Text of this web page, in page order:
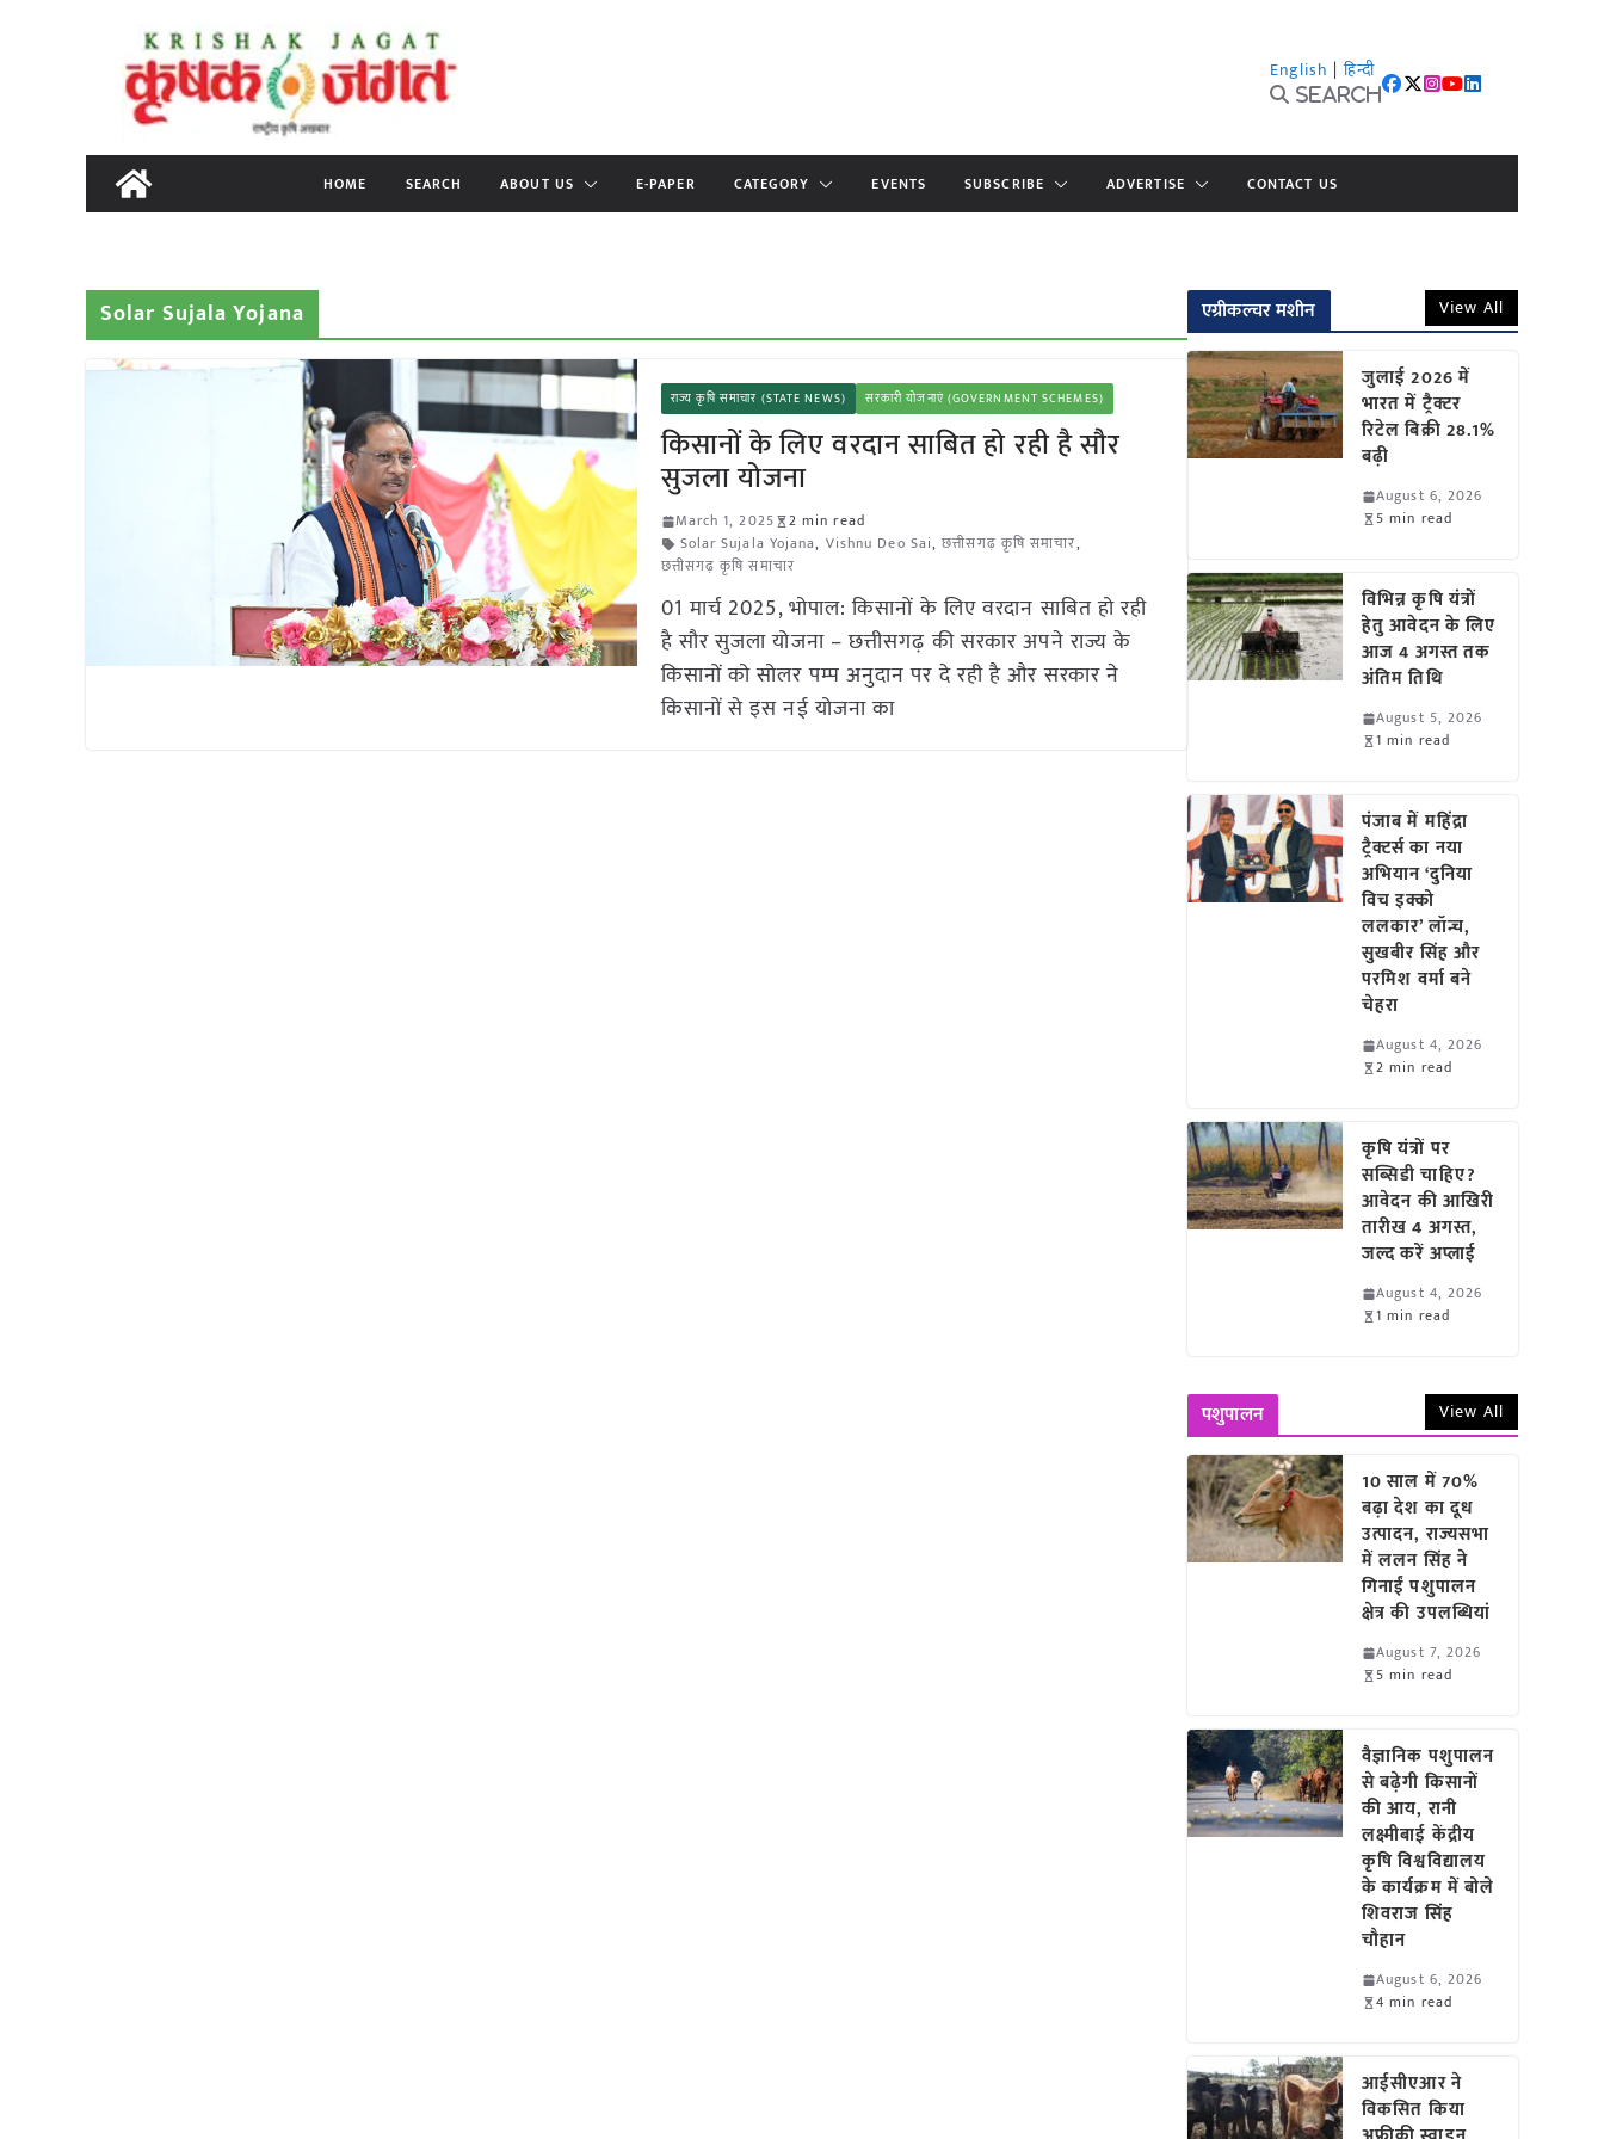
content
English | हिन्दी
Search
HOME SEARCH ABOUT US E-PAPER CATEGORY EVENTS SUBSCRIBE ADVERTISE CONTACT US
Solar Sujala Yojana
राज्य कृषि समाचार (STATE NEWS) सरकारी योजनाएं (GOVERNMENT SCHEMES)
किसानों के लिए वरदान साबित हो रही है सौर
सुजला योजना
March 1, 2025
2 min read
Solar Sujala Yojana, Vishnu Deo Sai,छत्तीसगढ़ कृषि समाचार,
छत्तीसगढ़ कृषि समाचार
01 मार्च 2025, भोपाल: किसानों के लिए वरदान साबित हो रही
है सौर सुजला योजना – छत्तीसगढ़ की सरकार अपने राज्य के
किसानों को सोलर पम्प अनुदान पर दे रही है और सरकार ने
किसानों से इस नई योजना का
एग्रीकल्चर मशीन View All
जुलाई 2026 में
भारत में ट्रैक्टर
रिटेल बिक्री 28.1%
बढ़ी
August 6, 2026
5 min read
विभिन्न कृषि यंत्रों
हेतु आवेदन के लिए
आज 4 अगस्त तक
अंतिम तिथि
August 5, 2026
1 min read
पंजाब में महिंद्रा
ट्रैक्टर्स का नया
अभियान ‘दुनिया
विच इक्को
ललकार’ लॉन्च,
सुखबीर सिंह और
परमिश वर्मा बने
चेहरा
August 4, 2026
2 min read
कृषि यंत्रों पर
सब्सिडी चाहिए?
आवेदन की आखिरी
तारीख 4 अगस्त,
जल्द करें अप्लाई
August 4, 2026
1 min read
पशुपालन View All
10 साल में 70%
बढ़ा देश का दूध
उत्पादन, राज्यसभा
में ललन सिंह ने
गिनाईं पशुपालन
क्षेत्र की उपलब्धियां
August 7, 2026
5 min read
वैज्ञानिक पशुपालन
से बढ़ेगी किसानों
की आय, रानी
लक्ष्मीबाई केंद्रीय
कृषि विश्वविद्यालय
के कार्यक्रम में बोले
शिवराज सिंह
चौहान
August 6, 2026
4 min read
आईसीएआर ने
विकसित किया